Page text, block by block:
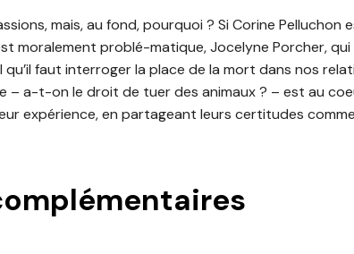
mais, au fond, pourquoi ? Si Corine Pelluchon
moralement problé-matique, Jocelyne Porcher,
faut interroger la place de la mort dans nos
– a-t-on le droit de tuer des animaux ? – est au
expérience, en partageant leurs certitudes